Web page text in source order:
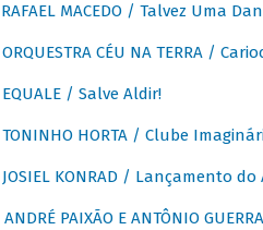
RAFAEL MACEDO / Talvez Uma
ORQUESTRA CÉU NA TERRA /
EQUALE / Salve Aldir!
TONINHO HORTA / Clube
JOSIEL KONRAD / Lançamento
ANDRÉ PAIXÃO E ANTÔNIO